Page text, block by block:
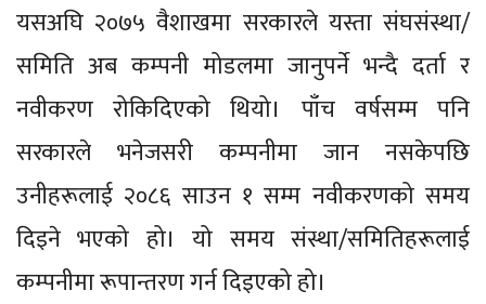
यसअघि २०७५ वैशाखमा सरकारले यस्ता संघसंस्था/
समिति अब कम्पनी मोडलमा जानुपर्ने भन्दै दर्ता र
नवीकरण रोकिदिएको थियो। पाँच वर्षसम्म पनि
सरकारले भनेजसरी कम्पनीमा जान नसकेपछि
उनीहरूलाई २०८६ साउन १ सम्म नवीकरणको समय
दिइने भएको हो। यो समय संस्था/समितिहरूलाई
कम्पनीमा रूपान्तरण गर्न दिइएको हो।